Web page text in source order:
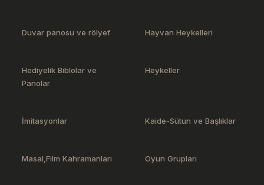
Duvar panosu ve rölyef Hayvan Heykelleri
Hediyelik Biblolar ve
Panolar
Heykeller
İmitasyonlar Kaide-Sütun ve Başlıklar
Masal,Film Kahramanları Oyun Grupları